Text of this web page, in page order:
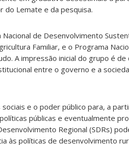
do Lemate e da pesquisa.
de Desenvolvimento
Familiar, e o Programa
A impressão inicial do grupo é
entre o governo e a
e o poder público para, a
públicas e eventualmente
Regional (SDRs)
às políticas de desenvolvimento